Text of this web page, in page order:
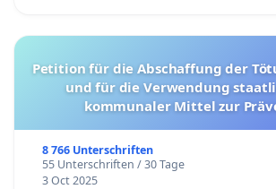
Petition für die Abschaffung der Tötungsstationen
und für die Verwendung
kommunaler Mittel zur
8 766 Unterschriften
55 Unterschriften / 30 Tage
3 Oct 2025